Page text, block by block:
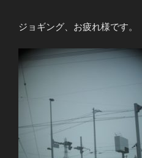
ジョギング、お疲れ様です。